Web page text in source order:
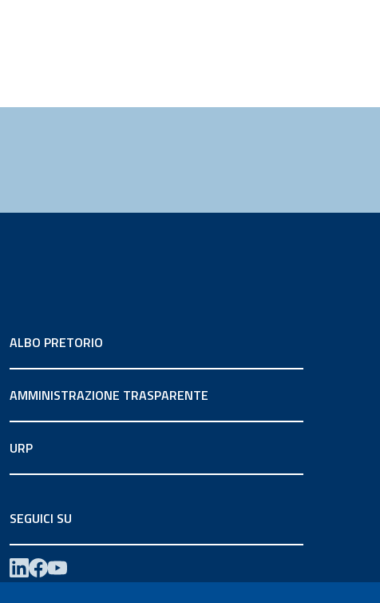
ALBO PRETORIO
AMMINISTRAZIONE TRASPARENTE
URP
SEGUICI SU